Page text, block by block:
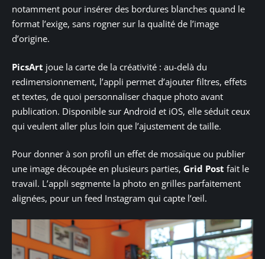
notamment pour insérer des bordures blanches quand le
format l’exige, sans rogner sur la qualité de l’image
d’origine.
PicsArt joue la carte de la créativité : au-delà du
redimensionnement, l’appli permet d’ajouter filtres, effets
et textes, de quoi personnaliser chaque photo avant
publication. Disponible sur Android et iOS, elle séduit ceux
qui veulent aller plus loin que l’ajustement de taille.
Pour donner à son profil un effet de mosaïque ou publier
une image découpée en plusieurs parties, Grid Post fait le
travail. L’appli segmente la photo en grilles parfaitement
alignées, pour un feed Instagram qui capte l’œil.